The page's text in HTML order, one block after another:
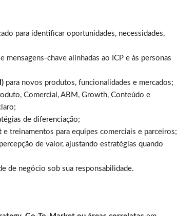
para identificar oportunidades, necessidades,
chave alinhadas ao ICP e às personas
para novos produtos, funcionalidades e mercados;
Comercial, ABM, Growth, Conteúdo e
de diferenciação;
treinamentos para equipes comerciais e parceiros;
de valor, ajustando estratégias quando
de negócio sob sua responsabilidade.